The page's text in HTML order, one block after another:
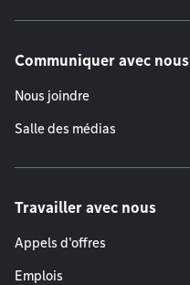
Communiquer avec nous
Nous joindre
Salle des médias
Travailler avec nous
Appels d'offres
Emplois